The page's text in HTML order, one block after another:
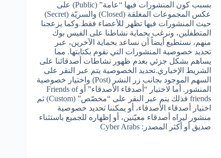
بسبب كون المنشورات فيها “عامة” (Public) على
عكس المجموعات المغلقة (Closed) والسريّة (Secret)
حيث المنشورات فيها تظهر للأعضاء فقط.وكما يزعجنا
المتطفلين، ونرغب بحماية نشاطنا على الفيس بوك
منهم، نستطيع أيضاً أن نساعد بحماية الآخرين، عبر
تحديد خصوصية المنشورات التي نقوم بكتابتها. مما
يساهم بشكل جزئي بعدم ظهور نشاطات أصدقائنا على
الشريط الإخباري.تحديد الخصوصية يتم عبر النقر على
السهم الموجود بجانب زر النشر (Post) واختيار خصوصية
المنشور. أما لاختيار “أصدقاء الأصدقاء” أو Friends of
friends فذلك يتم عبر النقر على “مخصّص” (Custom) ثم
اختيار أصدقاء الأصدقاء، أو يمكننا تحديد خصوصية
منشور ليراه أصدقاء معيّنين، أو إظهاره للجميع باستثناء
صديق أو أكثر المصدر: Cyber Arabs